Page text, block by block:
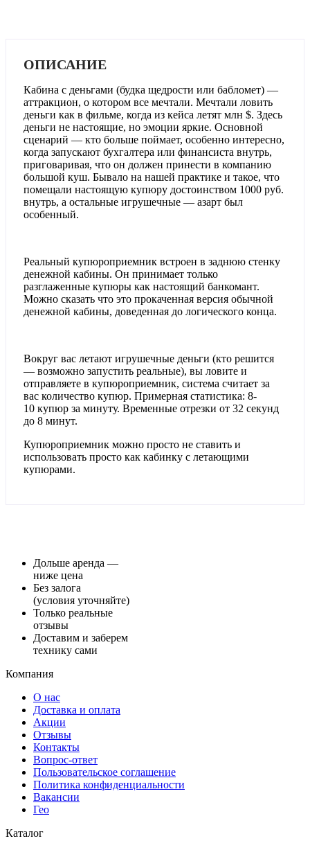
ОПИСАНИЕ
Кабина с деньгами (будка щедрости или бабломет) —
аттракцион, о котором все мечтали. Мечтали ловить
деньги как в фильме, когда из кейса летят млн $. Здесь
деньги не настоящие, но эмоции яркие. Основной
сценарий — кто больше поймает, особенно интересно,
когда запускают бухгалтера или финансиста внутрь,
приговаривая, что он должен принести в компанию
большой куш. Бывало на нашей практике и такое, что
помещали настоящую купюру достоинством 1000 руб.
внутрь, а остальные игрушечные — азарт был
особенный.
Реальный купюроприемник встроен в заднюю стенку
денежной кабины. Он принимает только
разглаженные купюры как настоящий банкомант.
Можно сказать что это прокаченная версия обычной
денежной кабины, доведенная до логического конца.
Вокруг вас летают игрушечные деньги (кто решится
— возможно запустить реальные), вы ловите и
отправляете в купюроприемник, система считает за
вас количество купюр. Примерная статистика: 8-
10 купюр за минуту. Временные отрезки от 32 секунд
до 8 минут.
Купюроприемник можно просто не ставить и
использовать просто как кабинку с летающими
купюрами.
Дольше аренда —
ниже цена
Без залога
(условия уточняйте)
Только реальные
отзывы
Доставим и заберем
технику сами
Компания
О нас
Доставка и оплата
Акции
Отзывы
Контакты
Вопрос-ответ
Пользовательское соглашение
Политика конфиденциальности
Вакансии
Гео
Каталог